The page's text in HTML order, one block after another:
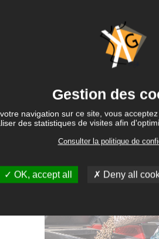
le début du projet
peut avoir un point
Si pour unechaudière à
est automatisée, il
de la chaudière ou
Gestion des
navigation sur ce site, vous
des statistiques de visites afin
Consulter la politique de
OK, accept all Deny all